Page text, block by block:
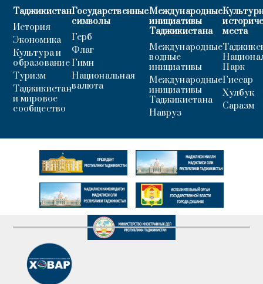
Таджикистан
История
Экономика
Культура и
образование
Туризм
Таджикистан
и мировое
сообщество
Государственные
символы
Герб
Флаг
Гимн
Национальная
валюта
Международные
инициативы
Таджикистана
Международные
водные
инициативы
Международные
инициативы
Таджикистана
Навруз
места
Парк
Гиссар
Хулбук
Саразм